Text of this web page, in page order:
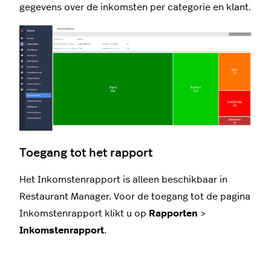
gegevens over de inkomsten per categorie en klant.
Toegang tot het rapport
Het Inkomstenrapport is alleen beschikbaar in
Restaurant Manager. Voor de toegang tot de pagina
Inkomstenrapport klikt u op Rapporten >
Inkomstenrapport.